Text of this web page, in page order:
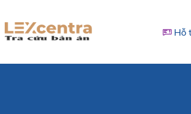
Hỗ